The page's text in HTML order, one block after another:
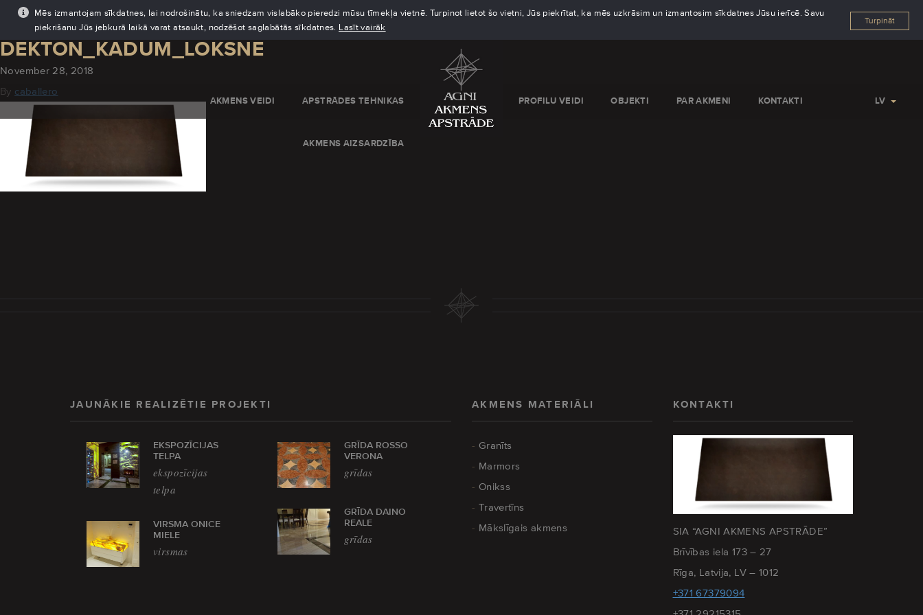
Mēs izmantojam sīkdatnes, lai nodrošinātu, ka sniedzam vislabāko pieredzi mūsu tīmekļa vietnē. Turpinot lietot šo vietni, Jūs piekrītat, ka mēs uzkrāsim un izmantosim sīkdatnes Jūsu ierīcē. Savu
piekrišanu Jūs jebkurā laikā varat atsaukt, nodzēšot saglabātās sīkdatnes. Lasīt vairāk
Turpināt
AKMENS VEIDI APSTRĀDES TEHNIKAS
AKMENS AIZSARDZĪBA
PROFILU VEIDI OBJEKTI PAR AKMENI KONTAKTI LV
DEKTON_KADUM_LOKSNE
November 28, 2018
By caballero
JAUNĀKIE REALIZĒTIE PROJEKTI
EKSPOZĪCIJAS
TELPA
ekspozīcijas
telpa
VIRSMA ONICE
MIELE
virsmas
GRĪDA ROSSO
VERONA
grīdas
GRĪDA DAINO
REALE
grīdas
AKMENS MATERIĀLI
Granīts
Marmors
Onikss
Travertīns
Mākslīgais akmens
KONTAKTI
SIA “AGNI AKMENS APSTRĀDE”
Brīvības iela 173 – 27
Rīga, Latvija, LV – 1012
+371 67379094